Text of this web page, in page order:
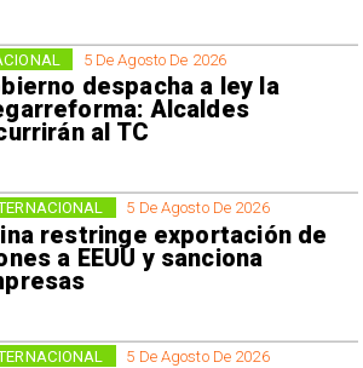
5 De Agosto De 2026
despacha a ley la
Alcaldes
al TC
5 De Agosto De 2026
restringe exportación de
a EEUU y sanciona
5 De Agosto De 2026